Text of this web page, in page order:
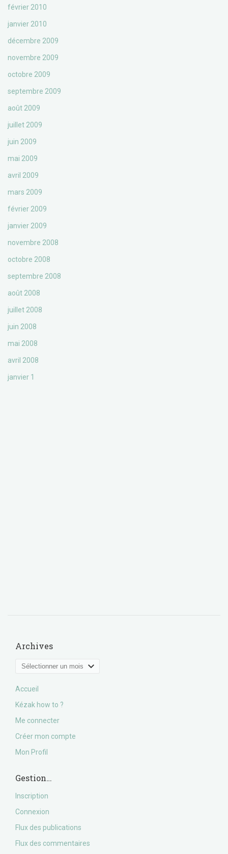
février 2010
janvier 2010
décembre 2009
novembre 2009
octobre 2009
septembre 2009
août 2009
juillet 2009
juin 2009
mai 2009
avril 2009
mars 2009
février 2009
janvier 2009
novembre 2008
octobre 2008
septembre 2008
août 2008
juillet 2008
juin 2008
mai 2008
avril 2008
janvier 1
Archives
Archives
Accueil
Kézak how to ?
Me connecter
Créer mon compte
Mon Profil
Gestion…
Inscription
Connexion
Flux des publications
Flux des commentaires